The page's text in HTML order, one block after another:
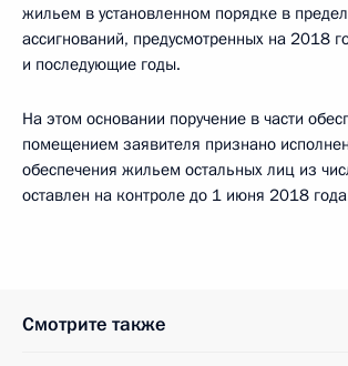
жильем в установленном порядке в
ассигнований, предусмотренных на 2018
и последующие годы.
На этом основании поручение в части
помещением заявителя признано
обеспечения жильем остальных лиц из
оставлен на контроле до 1 июня 2018
Смотрите также